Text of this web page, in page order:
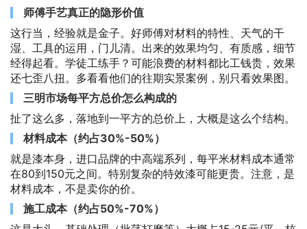
师傅手艺真正的隐形价值
这行当，经验就是金子。好师傅对材料的特性、天气的干
湿、工具的运用，门儿清。出来的效果均匀、有质感，细节
经得起看。学徒工练手？可能浪费的材料都比工钱贵，效果
还七歪八扭。多看看他们的往期实景案例，别只看效果图。
三明市场每平方总价怎么构成的
扯了这么多，落地到一平方的总价上，大概是这么个结构。
材料成本（约占30%-50%）
就是漆本身，进口品牌的中高端系列，每平米材料成本通常
在80到150元之间。特别复杂的特效漆可能更贵。注意，是
材料成本，不是卖你的价。
施工成本（约占50%-70%）